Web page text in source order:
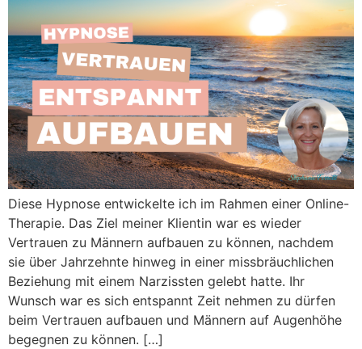
Diese Hypnose entwickelte ich im Rahmen einer Online-
Therapie. Das Ziel meiner Klientin war es wieder
Vertrauen zu Männern aufbauen zu können, nachdem
sie über Jahrzehnte hinweg in einer missbräuchlichen
Beziehung mit einem Narzissten gelebt hatte. Ihr
Wunsch war es sich entspannt Zeit nehmen zu dürfen
beim Vertrauen aufbauen und Männern auf Augenhöhe
begegnen zu können. […]